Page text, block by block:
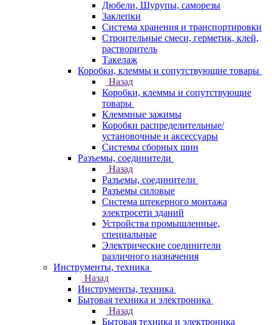
Дюбели, Шурупы, саморезы
Заклепки
Система хранения и транспортировки
Строительные смеси, герметик, клей,
растворитель
Такелаж
Коробки, клеммы и сопутствующие товары
Назад
Коробки, клеммы и сопутствующие
товары
Клеммные зажимы
Коробки распределительные/
установочные и аксессуары
Системы сборных шин
Разъемы, соединители
Назад
Разъемы, соединители
Разъемы силовые
Система штекерного монтажа
электросети зданий
Устройства промышленные,
специальные
Электрические соединители
различного назначения
Инструменты, техника
Назад
Инструменты, техника
Бытовая техника и электроника
Назад
Бытовая техника и электроника